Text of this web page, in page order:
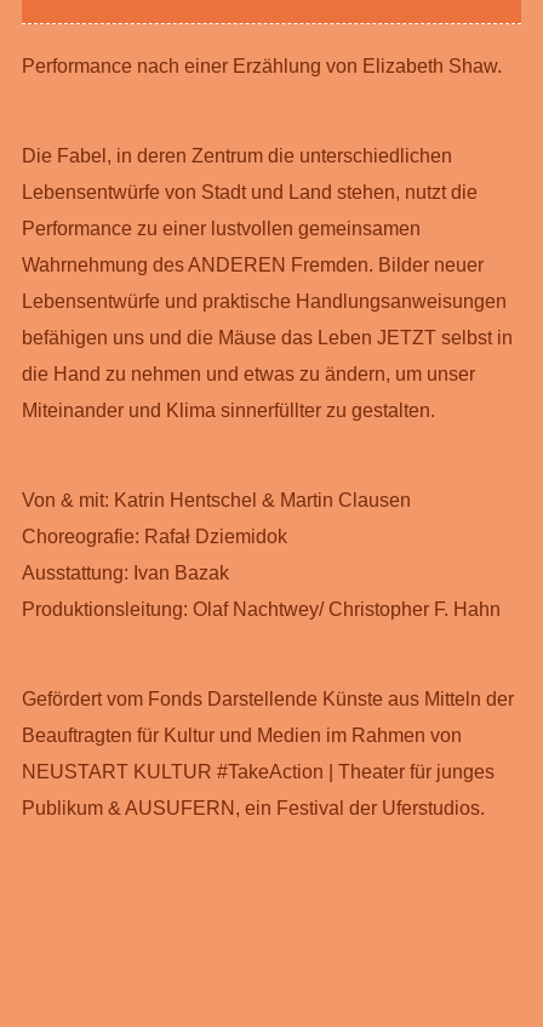
Performance nach einer Erzählung von Elizabeth Shaw.
Die Fabel, in deren Zentrum die unterschiedlichen
Lebensentwürfe von Stadt und Land stehen, nutzt die
Performance zu einer lustvollen gemeinsamen
Wahrnehmung des ANDEREN Fremden. Bilder neuer
Lebensentwürfe und praktische Handlungsanweisungen
befähigen uns und die Mäuse das Leben JETZT selbst in
die Hand zu nehmen und etwas zu ändern, um unser
Miteinander und Klima sinnerfüllter zu gestalten.
Von & mit: Katrin Hentschel & Martin Clausen
Choreografie: Rafał Dziemidok
Ausstattung: Ivan Bazak
Produktionsleitung: Olaf Nachtwey/ Christopher F. Hahn
Gefördert vom Fonds Darstellende Künste aus Mitteln der
Beauftragten für Kultur und Medien im Rahmen von
NEUSTART KULTUR #TakeAction | Theater für junges
Publikum & AUSUFERN, ein Festival der Uferstudios.